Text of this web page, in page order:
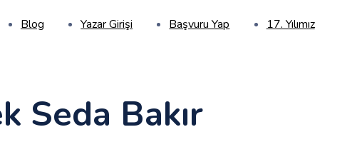
Blog Yazar Girişi Başvuru Yap 17. Yılımız
Seda Bakır